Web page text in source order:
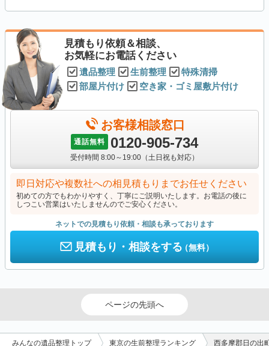
見積もり依頼＆相談、
お気軽にお電話ください
遺品整理 生前整理
特殊清掃
部屋片付け
空き家・ゴミ屋敷片付け
お客様相談窓口
通話無料 0120-905-734
受付時間 8:00～19:00（土日祝も対応）
即日対応や複数社への相見積もりまでお任せください
初めての方でもわかりやすく、丁寧にご説明いたします。お電話の後に
しつこい営業はいたしませんのでご安心ください。
ネットでの見積もり依頼・相談も承っております
見積もり・相談をする（無料）
ページの先頭へ
みんなの遺品整理トップ 東京の生前整理ランキング 西多摩郡日の出